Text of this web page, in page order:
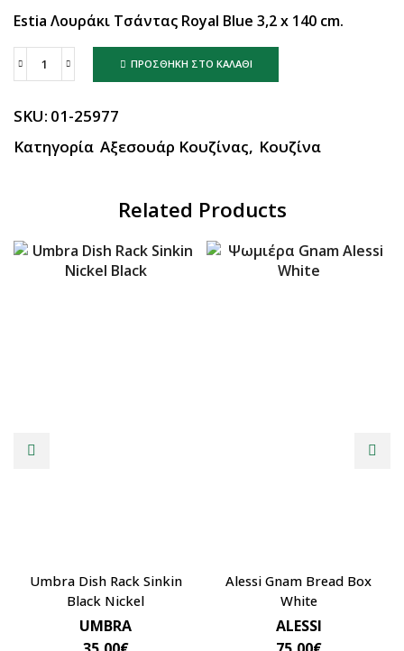
Estia Λουράκι Τσάντας Royal Blue 3,2 x 140 cm.
ΠΡΟΣΘΉΚΗ ΣΤΟ ΚΑΛΆΘΙ
SKU: 01-25977
Κατηγορία Αξεσουάρ Κουζίνας, Κουζίνα
Related Products
Umbra Dish Rack Sinkin
Black Nickel
UMBRA
Alessi Gnam Bread Box
White
ALESSI